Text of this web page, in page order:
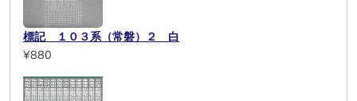
標記 １０３系（常磐）２ 白
¥880